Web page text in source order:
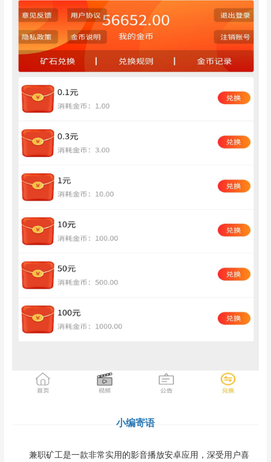
小编寄语
兼职矿工是一款非常实用的影音播放安卓应用，深受用户喜